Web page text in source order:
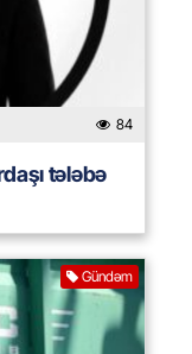
84
tələbə
Gündəm